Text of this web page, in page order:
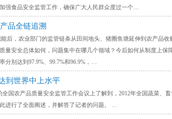
强食品安全监管工作，确保广大人民群众度过一个…
品全链追溯
，农业部门的监管链条从田间地头、猪圈鱼塘延伸到农产品收
质量安全总体如何，问题集中在哪几个领域？今后如何从制
分别达到97.9%、99.7%和96.9%，…
到世界中上水平
品质量安全监管工作会议上了解到，2012年全国蔬菜、畜禽
进行了全面阐述，并解答了记者的问题。 …